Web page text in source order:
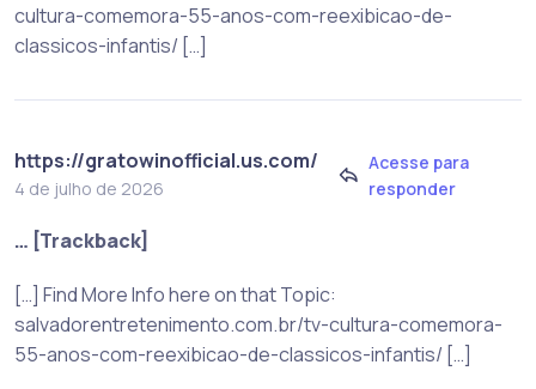
cultura-comemora-55-anos-com-reexibicao-de-
classicos-infantis/ […]
https://gratowinofficial.us.com/
4 de julho de 2026
Acesse para
responder
… [Trackback]
[…] Find More Info here on that Topic:
salvadorentretenimento.com.br/tv-cultura-comemora-
55-anos-com-reexibicao-de-classicos-infantis/ […]